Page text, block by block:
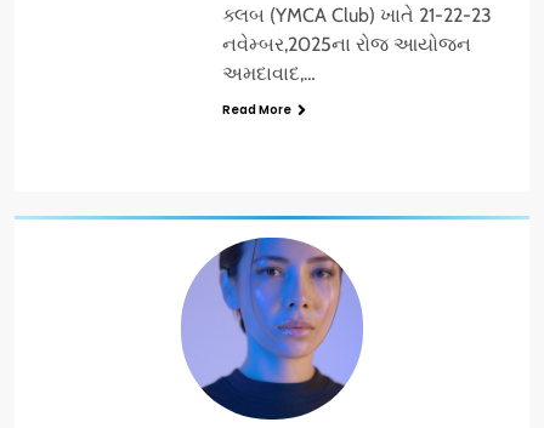
ક્લબ (YMCA Club) ખાતે 21-22-23
નવેમ્બર,2025ના રોજ આયોજન
અમદાવાદ,…
Read More